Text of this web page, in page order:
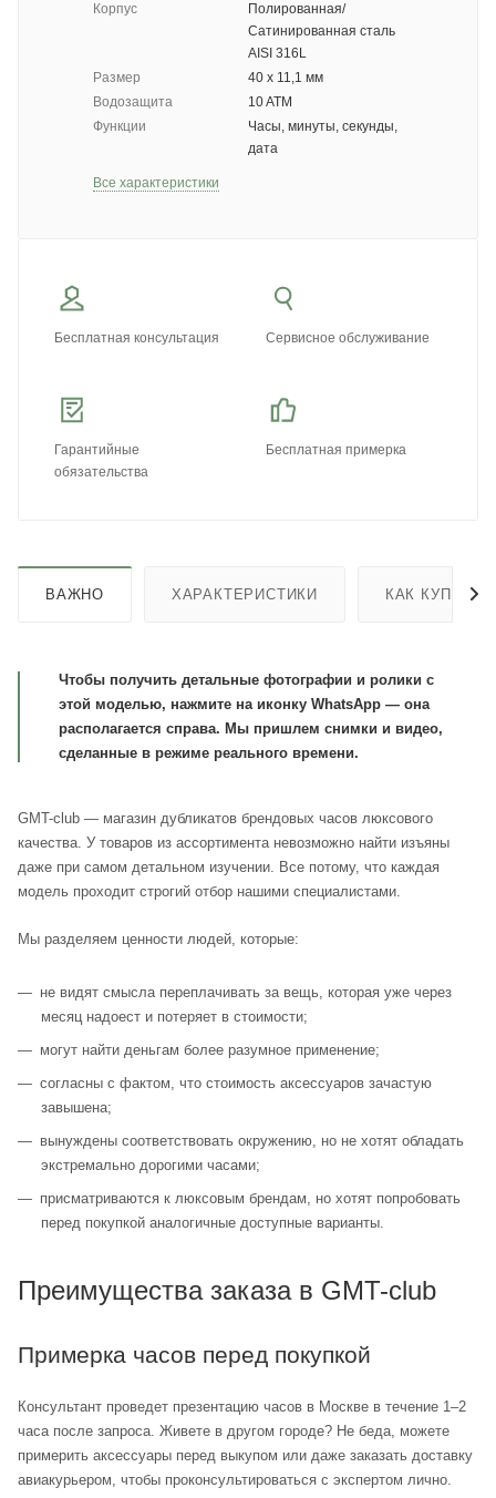
Корпус
Полированная/
Сатинированная сталь
AISI 316L
Размер
40 x 11,1 мм
Водозащита
10 ATM
Функции
Часы, минуты, секунды,
дата
Все характеристики
Бесплатная консультация Сервисное обслуживание
Гарантийные
обязательства
Бесплатная примерка
ВАЖНО ХАРАКТЕРИСТИКИ КАК КУПИТЬ
Чтобы получить детальные фотографии и ролики с
этой моделью, нажмите на иконку WhatsApp — она
располагается справа. Мы пришлем снимки и видео,
сделанные в режиме реального времени.
GMT-club — магазин дубликатов брендовых часов люксового
качества. У товаров из ассортимента невозможно найти изъяны
даже при самом детальном изучении. Все потому, что каждая
модель проходит строгий отбор нашими специалистами.
Мы разделяем ценности людей, которые:
не видят смысла переплачивать за вещь, которая уже через
месяц надоест и потеряет в стоимости;
могут найти деньгам более разумное применение;
согласны с фактом, что стоимость аксессуаров зачастую
завышена;
вынуждены соответствовать окружению, но не хотят обладать
экстремально дорогими часами;
присматриваются к люксовым брендам, но хотят попробовать
перед покупкой аналогичные доступные варианты.
Преимущества заказа в GMT-club
Примерка часов перед покупкой
Консультант проведет презентацию часов в Москве в течение 1–2
часа после запроса. Живете в другом городе? Не беда, можете
примерить аксессуары перед выкупом или даже заказать доставку
авиакурьером, чтобы проконсультироваться с экспертом лично.